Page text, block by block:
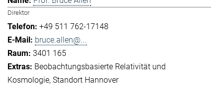
Direktor
+49 511 762-17148
bruce.allen@...
3401 165
Beobachtungsbasierte Relativität und
Kosmologie Standort Hannover